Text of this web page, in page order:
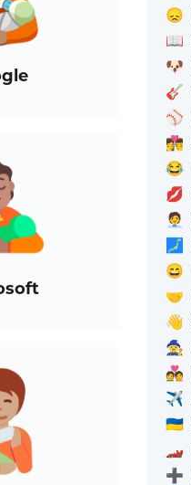
😞
📖
🐶
🎸
⚾
👩‍❤️‍💋‍👨
😂
💋
🧑‍💼
🗾
😄
🤝
👋
🧙
💑
✈️
🇺🇦
🏎️
➕